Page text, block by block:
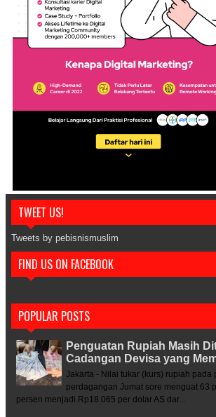
TWEET US!
Tweets by pebisnismuslim
FIND US ON FACEBOOK
POPULAR POSTS
Penguatan Rupiah Masih
Cadangan Devisa yang
Jakarta - Nilai tukar (kurs) rupiah pada
perdagangan Jumat sore menguat 63
persen menjadi Rp18.065 per dolar AS dar...